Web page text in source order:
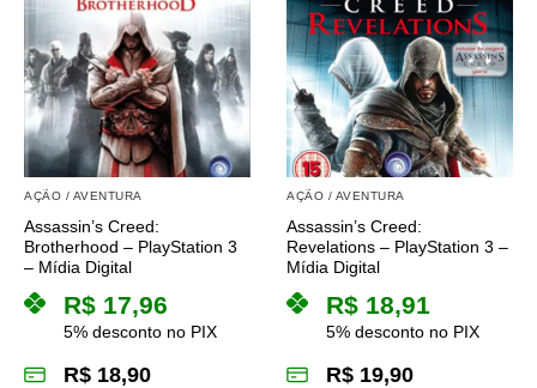
AÇÃO / AVENTURA
Assassin’s Creed:
Brotherhood – PlayStation 3
– Mídia Digital
R$ 17,96
5% desconto no PIX
R$ 18,90
AÇÃO / AVENTURA
Assassin’s Creed:
Revelations – PlayStation 3 –
Mídia Digital
R$ 18,91
5% desconto no PIX
R$ 19,90